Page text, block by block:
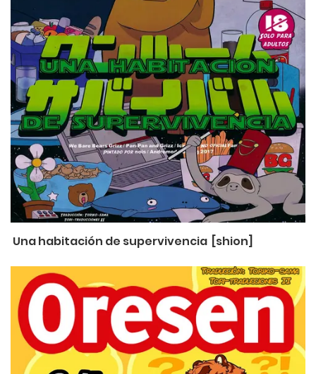
Una habitación de supervivencia [shion]